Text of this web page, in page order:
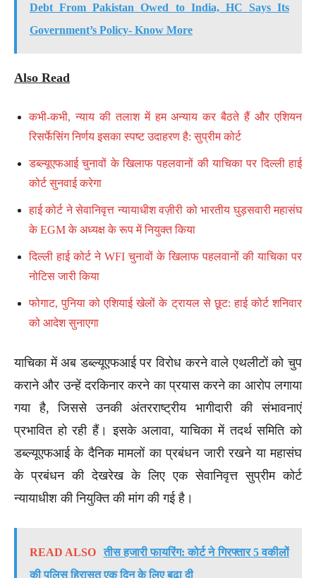
Debt From Pakistan Owed to India, HC Says Its
Government’s Policy- Know More
Also Read
कभी-कभी, न्याय की तलाश में हम अन्याय कर बैठते हैं और एशियन
रिसर्फेसिंग निर्णय इसका स्पष्ट उदाहरण है: सुप्रीम कोर्ट
डब्ल्यूएफआई चुनावों के खिलाफ पहलवानों की याचिका पर दिल्ली हाई
कोर्ट सुनवाई करेगा
हाई कोर्ट ने सेवानिवृत्त न्यायाधीश वज़ीरी को भारतीय घुड़सवारी महासंघ
के EGM के अध्यक्ष के रूप में नियुक्त किया
दिल्ली हाई कोर्ट ने WFI चुनावों के खिलाफ पहलवानों की याचिका पर
नोटिस जारी किया
फोगाट, पुनिया को एशियाई खेलों के ट्रायल से छूट: हाई कोर्ट शनिवार
को आदेश सुनाएगा
याचिका में अब डब्ल्यूएफआई पर विरोध करने वाले एथलीटों को चुप
कराने और उन्हें दरकिनार करने का प्रयास करने का आरोप लगाया
गया है, जिससे उनकी अंतरराष्ट्रीय भागीदारी की संभावनाएं
प्रभावित हो रही हैं। इसके अलावा, याचिका में तदर्थ समिति को
डब्ल्यूएफआई के दैनिक मामलों का प्रबंधन जारी रखने या महासंघ
के प्रबंधन की देखरेख के लिए एक सेवानिवृत्त सुप्रीम कोर्ट
न्यायाधीश की नियुक्ति की मांग की गई है।
READ ALSO
तीस हजारी फायरिंग: कोर्ट ने गिरफ्तार 5 वकीलों
की पुलिस हिरासत एक दिन के लिए बढ़ा दी